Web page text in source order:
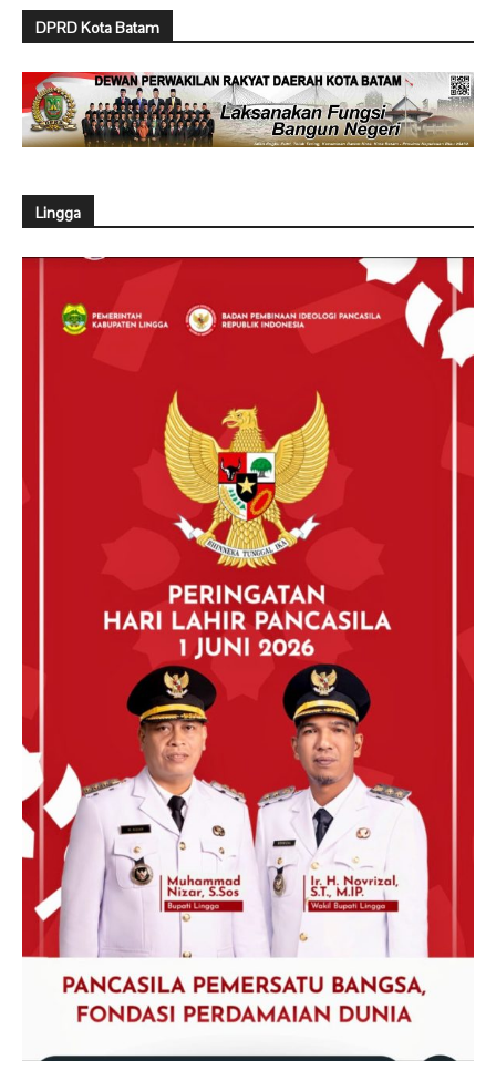
DPRD Kota Batam
Lingga